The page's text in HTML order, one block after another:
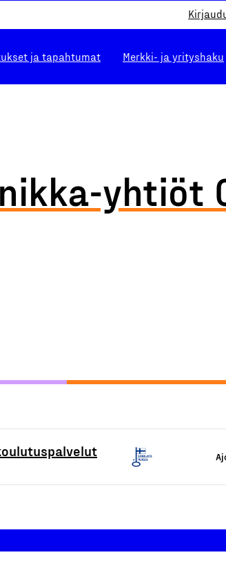
ja tapahtumat Merkki- ja yrityshaku
yhtiöt